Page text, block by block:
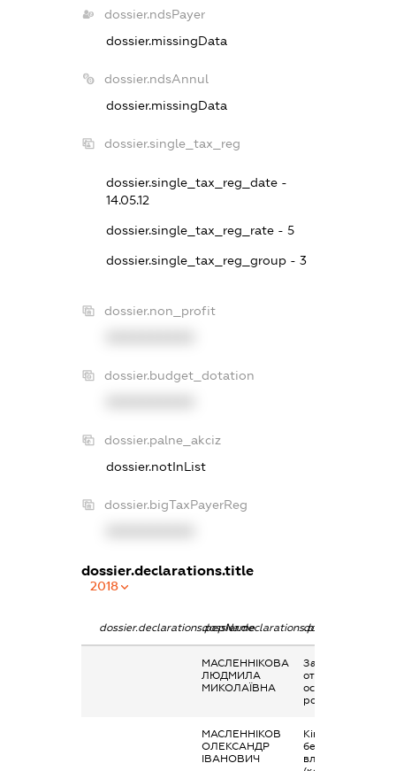
dossier.ndsPayer
dossier.missingData
dossier.ndsAnnul
dossier.missingData
dossier.single_tax_reg
dossier.single_tax_reg_date -
14.05.12
dossier.single_tax_reg_rate - 5
dossier.single_tax_reg_group - 3
dossier.non_profit
dossier.budget_dotation
dossier.palne_akciz
dossier.notInList
dossier.bigTaxPayerReg
dossier.declarations.title
2018
dossier.declarations.pepNamedossier.declarations.personName
МАСЛЕННІКОВА
ЛЮДМИЛА
МИКОЛАЇВНА
Заробітна плата
отримана за
основним місцем
роботи
МАСЛЕННІКОВ
ОЛЕКСАНДР
ІВАНОВИЧ
Кінцевий
бенефіціарний
власник